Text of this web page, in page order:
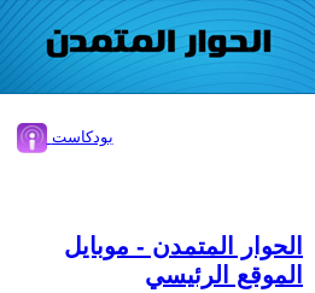
بودكاست
الحوار المتمدن - موبايل
الموقع الرئيسي